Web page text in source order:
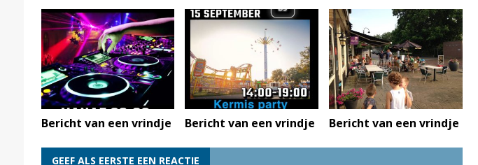
Bericht van een vrindje Bericht van een vrindje Bericht van een vrindje
GEEF ALS EERSTE EEN REACTIE